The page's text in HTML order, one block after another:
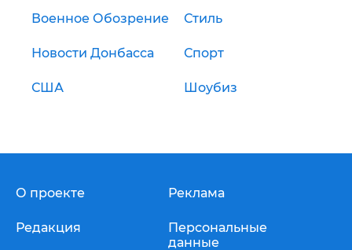
Военное Обозрение Стиль
Новости Донбасса Спорт
США Шоубиз
О проекте
Редакция
Реклама
Персональные
данные